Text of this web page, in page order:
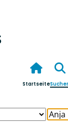
Startseite